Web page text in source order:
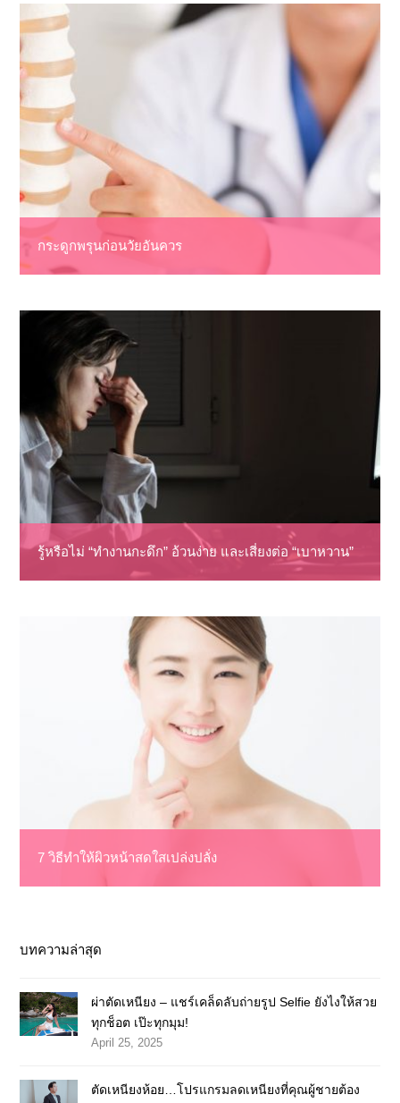
กระดูกพรุนก่อนวัยอันควร
รู้หรือไม่ “ทำงานกะดึก” อ้วนง่าย และเสี่ยงต่อ “เบาหวาน”
7 วิธีทำให้ผิวหน้าสดใสเปล่งปลั่ง
บทความล่าสุด
ผ่าตัดเหนียง – แชร์เคล็ดลับถ่ายรูป Selfie ยังไงให้สวย
ทุกช็อต เป๊ะทุกมุม!
April 25, 2025
ตัดเหนียงห้อย…โปรแกรมลดเหนียงที่คุณผู้ชายต้อง